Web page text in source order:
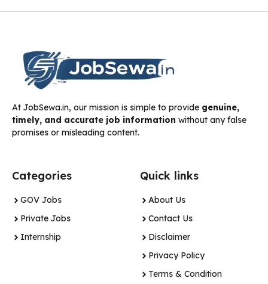
At JobSewa.in, our mission is simple to provide genuine,
timely, and accurate job information without any false
promises or misleading content.
Categories
GOV Jobs
Private Jobs
Internship
Quick links
About Us
Contact Us
Disclaimer
Privacy Policy
Terms & Condition